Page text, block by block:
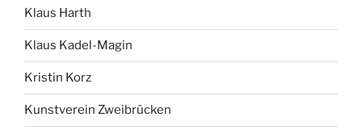
Klaus Harth
Klaus Kadel-Magin
Kristin Korz
Kunstverein Zweibrücken